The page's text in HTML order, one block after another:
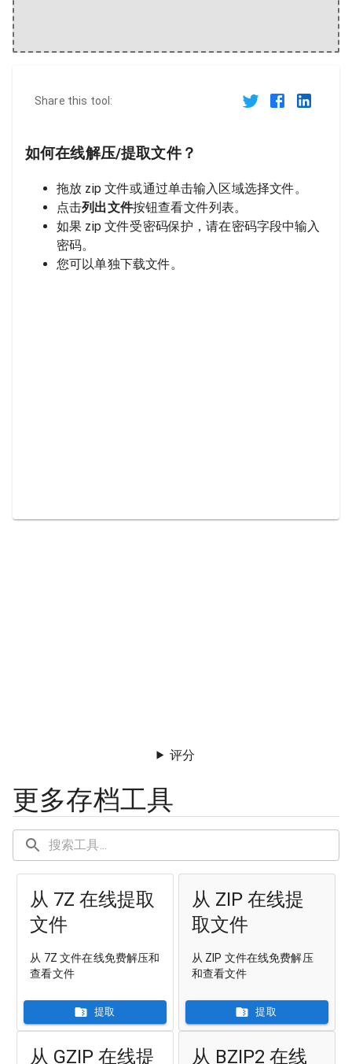
Share this tool:
如何在线解压/提取文件？
拖放 zip 文件或通过单击输入区域选择文件。
点击列出文件按钮查看文件列表。
如果 zip 文件受密码保护，请在密码字段中输入
密码。
您可以单独下载文件。
评分
更多存档工具
从 7Z 在线提取
文件
从 7Z 文件在线免费解压和
查看文件
提取
从 ZIP 在线提
取文件
从 ZIP 文件在线免费解压
和查看文件
提取
从 GZIP 在线提 从 BZIP2 在线